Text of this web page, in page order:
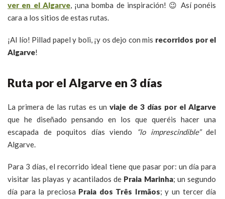
ver en el Algarve, ¡una bomba de inspiración! 😉 Así ponéis
cara a los sitios de estas rutas.
¡Al lío! Pillad papel y boli, ¡y os dejo con mis recorridos por el
Algarve!
Ruta por el Algarve en 3 días
La primera de las rutas es unviaje de 3 días por el Algarve
que he diseñado pensando en los que queréis hacer una
escapada de poquitos días viendo “lo imprescindible”del
Algarve.
Para 3 días, el recorrido ideal tiene que pasar por: un día para
visitar las playas y acantilados de Praia Marinha; un segundo
día para la preciosa Praia dos Três Irmãos; y un tercer día